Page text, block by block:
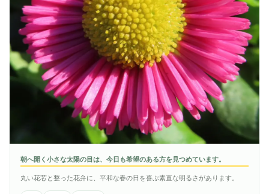
朝へ開く小さな太陽の目は、今日も希望のある方を見つめています。
丸い花芯と整った花弁に、平和な春の日を喜ぶ素直な明るさがあります。